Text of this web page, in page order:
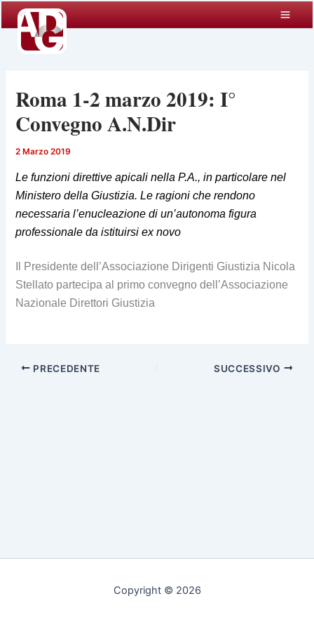
contenuto
Roma 1-2 marzo 2019: I°
Convegno A.N.Dir
2 Marzo 2019
Le funzioni direttive apicali nella P.A., in particolare nel
Ministero della Giustizia. Le ragioni che rendono
necessaria l’enucleazione di un’autonoma figura
professionale da istituirsi ex novo
Il Presidente dell’Associazione Dirigenti Giustizia Nicola
Stellato partecipa al primo convegno dell’Associazione
Nazionale Direttori Giustizia
PRECEDENTE SUCCESSIVO
Copyright © 2026